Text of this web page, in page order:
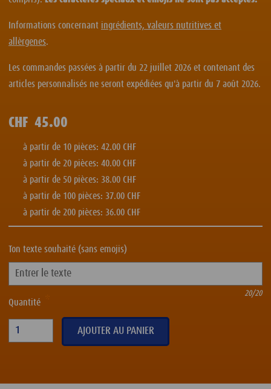
Informations concernant ingrédients, valeurs nutritives et
allèrgenes.
Les commandes passées à partir du 22 juillet 2026 et contenant des
articles personnalisés ne seront expédiées qu'à partir du 7 août 2026.
CHF 45.00
à partir de 10 pièces: 42.00 CHF
à partir de 20 pièces: 40.00 CHF
à partir de 50 pièces: 38.00 CHF
à partir de 100 pièces: 37.00 CHF
à partir de 200 pièces: 36.00 CHF
Ton texte souhaité (sans emojis)
20/20
Quantité